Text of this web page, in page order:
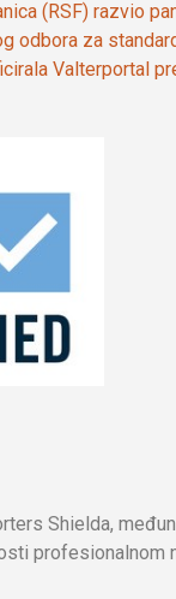
(RSF) razvio
odbora za
Valterportal
Shielda,
profesionalnom